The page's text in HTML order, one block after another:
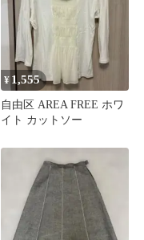
¥ 1,555
自由区 AREA FREE ホワ
イト カットソー